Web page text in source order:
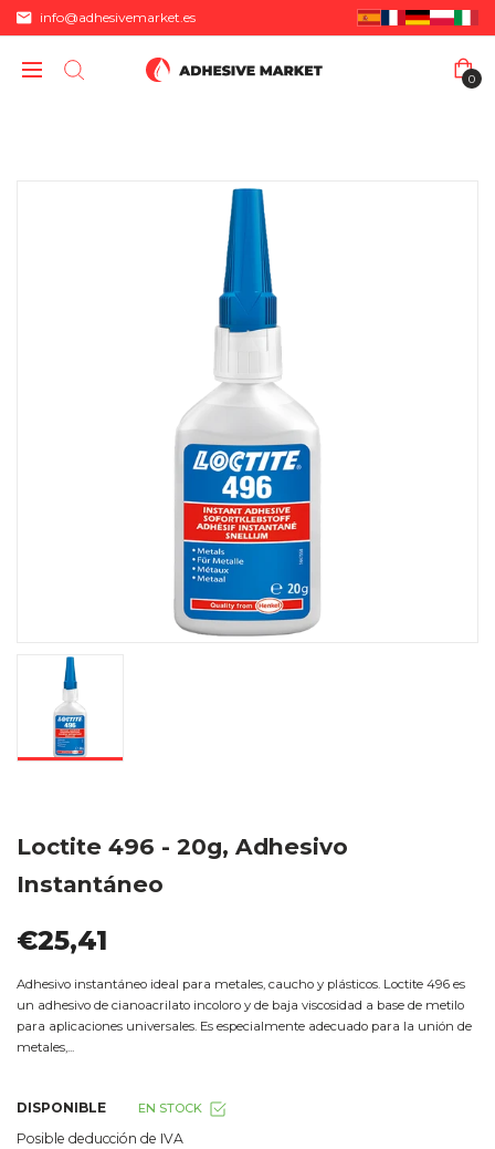
info@adhesivemarket.es
0
Loctite 496 - 20g, Adhesivo
Instantáneo
€25,41
Adhesivo instantáneo ideal para metales, caucho y plásticos. Loctite 496 es
un adhesivo de cianoacrilato incoloro y de baja viscosidad a base de metilo
para aplicaciones universales. Es especialmente adecuado para la unión de
metales,...
DISPONIBLE EN STOCK
Posible deducción de IVA